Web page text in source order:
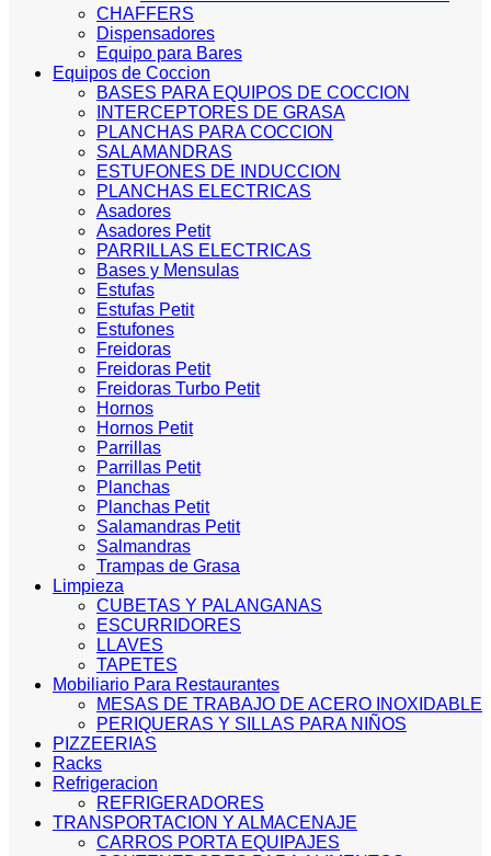
CHAFFERS
Dispensadores
Equipo para Bares
Equipos de Coccion
BASES PARA EQUIPOS DE COCCION
INTERCEPTORES DE GRASA
PLANCHAS PARA COCCION
SALAMANDRAS
ESTUFONES DE INDUCCION
PLANCHAS ELECTRICAS
Asadores
Asadores Petit
PARRILLAS ELECTRICAS
Bases y Mensulas
Estufas
Estufas Petit
Estufones
Freidoras
Freidoras Petit
Freidoras Turbo Petit
Hornos
Hornos Petit
Parrillas
Parrillas Petit
Planchas
Planchas Petit
Salamandras Petit
Salmandras
Trampas de Grasa
Limpieza
CUBETAS Y PALANGANAS
ESCURRIDORES
LLAVES
TAPETES
Mobiliario Para Restaurantes
MESAS DE TRABAJO DE ACERO INOXIDABLE
PERIQUERAS Y SILLAS PARA NIÑOS
PIZZEERIAS
Racks
Refrigeracion
REFRIGERADORES
TRANSPORTACION Y ALMACENAJE
CARROS PORTA EQUIPAJES